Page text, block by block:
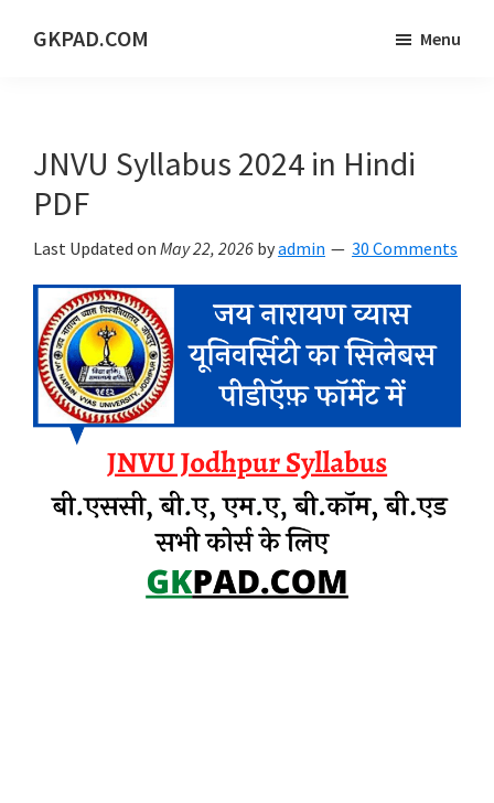
GKPAD.COM
PORTAL
Menu
JNVU Syllabus 2024 in Hindi
PDF
Last Updated on May 22, 2026 byadmin 30 Comments